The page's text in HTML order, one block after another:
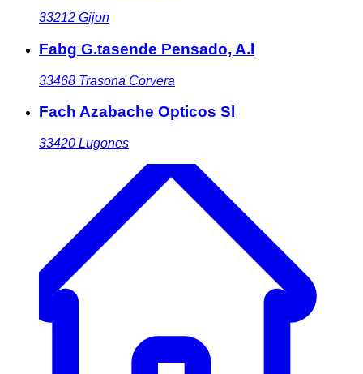
33212 Gijon
Fabg G.tasende Pensado, A.l
33468 Trasona Corvera
Fach Azabache Opticos Sl
33420 Lugones